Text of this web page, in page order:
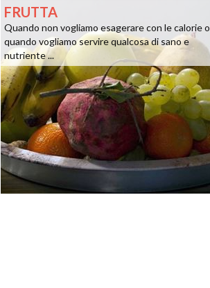
FRUTTA
Quando non vogliamo esagerare con le calorie o
quando vogliamo servire qualcosa di sano e
nutriente ...